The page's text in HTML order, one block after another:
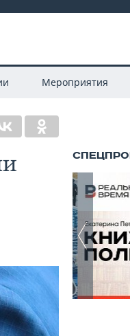
Мероприятия